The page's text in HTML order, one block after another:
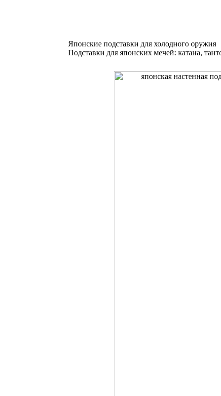
Японские подставки для холодного оружия
Подставки для японских мечей: катана,